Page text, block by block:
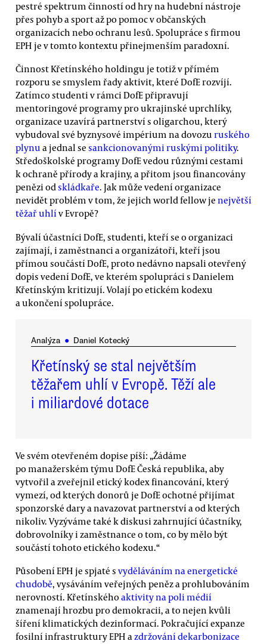
pestré spektrum činností od hry na hudební nástroje
přes pohyb a sport až po pomoc v občanských
organizacích nebo ochranu lesů. Spolupráce s firmou
EPH je v tomto kontextu přinejmenším paradoxní.
Činnost Křetínského holdingu je totiž v přímém
rozporu se smyslem řady aktivit, které DofE rozvíjí.
Zatímco studenti v rámci DofE připravují
mentoringové programy pro ukrajinské uprchlíky,
organizace uzavírá partnerství s oligarchou, který
vybudoval své byznysové impérium na dovozu ruského
plynu a jednal se sankcionovanými ruskými politiky.
Středoškolské programy DofE vedou různými cestami
k ochraně přírody a krajiny, a přitom jsou financovány
penězi odskládkaře. Jak může vedení organizace
nevidět problém v tom, že jejich world fellow je největší
těžař uhlív Evropě?
Bývalí účastníci DofE, studenti, kteří se o organizaci
zajímají, i zaměstnanci a organizátoři, kteří jsou
přímou součástí DofE, proto nedávno napsali otevřený
dopis vedení DofE, ve kterém spolupráci s Danielem
Křetínským kritizují. Volají po etickém kodexu
a ukončení spolupráce.
Analýza ● Daniel Kotecký
Křetínský se stal největším
těžařem uhlí v Evropě. Těží ale
i miliardové dotace
Ve svém otevřeném dopise píší: „Žádáme
po manažerském týmu DofE Česká republika, aby
vytvořil a zveřejnil etický kodex financování, který
vymezí, od kterých donorů je DofE ochotné přijímat
sponzorské dary a navazovat partnerství a od kterých
nikoliv. Vyzýváme také k diskusi zahrnující účastníky,
dobrovolníky i zaměstnance o tom, co by mělo být
součástí tohoto etického kodexu.“
Působení EPH je spjaté s vyděláváním na energetické
chudobě, vysáváním veřejných peněz a prohlubováním
nerovností. Křetínskéhoaktivity na poli médií
znamenají hrozbu pro demokracii, a to nejen kvůli
šíření klimatických dezinformací. Pokračující expanze
fosilní infrastruktury EPH azdržování dekarbonizace